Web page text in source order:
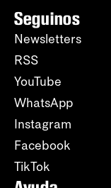
Seguinos
Newsletters
RSS
YouTube
WhatsApp
Instagram
Facebook
TikTok